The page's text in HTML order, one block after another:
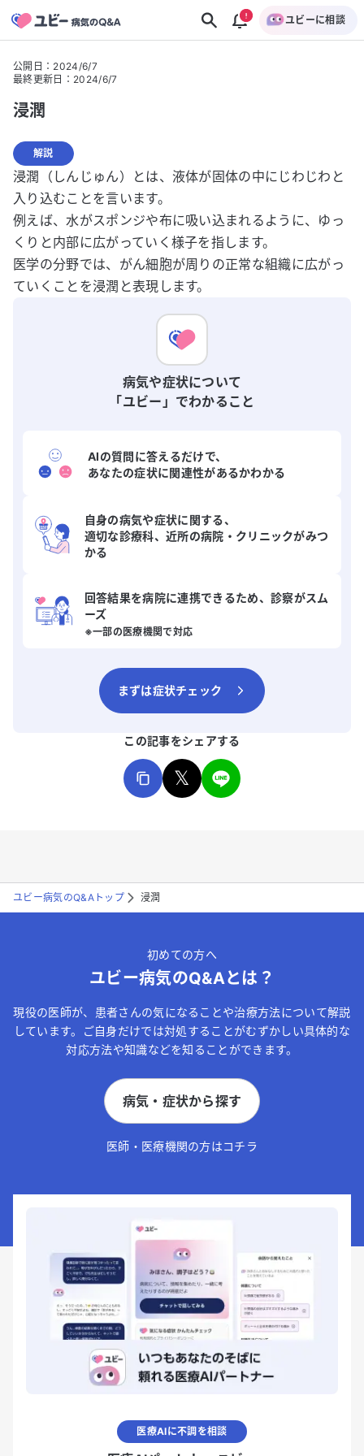
ユビーに相談
公開日 ： 2024/6/7
最終更新日 ： 2024/6/7
浸潤
解説
浸潤（しんじゅん）とは、液体が固体の中にじわじわと
入り込むことを言います。
例えば、水がスポンジや布に吸い込まれるように、ゆっ
くりと内部に広がっていく様子を指します。
医学の分野では、がん細胞が周りの正常な組織に広がっ
ていくことを浸潤と表現します。
病気や症状について
「ユビー」でわかること
AIの質問に答えるだけで、
あなたの症状に関連性があるかわかる
自身の病気や症状に関する、
適切な診療科、近所の病院・クリニックがみつ
かる
回答結果を病院に連携できるため、診察がスム
ーズ
※一部の医療機関で対応
まずは症状チェック
この記事をシェアする
𝕏
ユビー病気のQ&Aトップ 浸潤
初めての方へ
ユビー病気のQ&Aとは？
現役の医師が、患者さんの気になることや治療方法について解説
しています。ご自身だけでは対処することがむずかしい具体的な
対応方法や知識などを知ることができます。
病気・症状から探す
医師・医療機関の方はコチラ
医療AIに不調を相談